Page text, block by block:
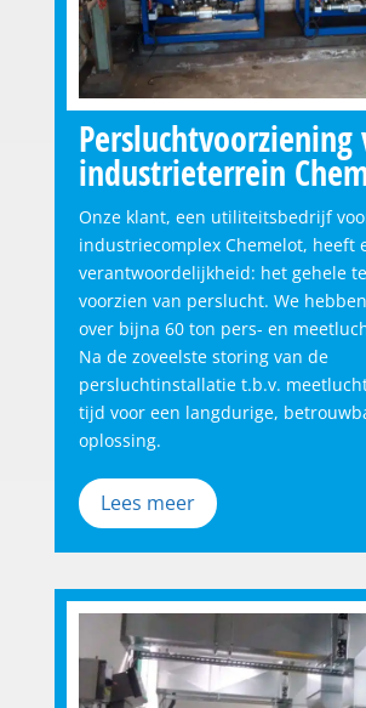
Persluchtvoorziening
industrieterrein
Onze klant, een utiliteitsbedrijf
industriecomplex Chemelot, heeft
verantwoordelijkheid: het gehele
voorzien van perslucht. We
over bijna 60 ton pers- en
Na de zoveelste storing van de
persluchtinstallatie t.b.v.
tijd voor een langdurige,
oplossing.
Lees meer